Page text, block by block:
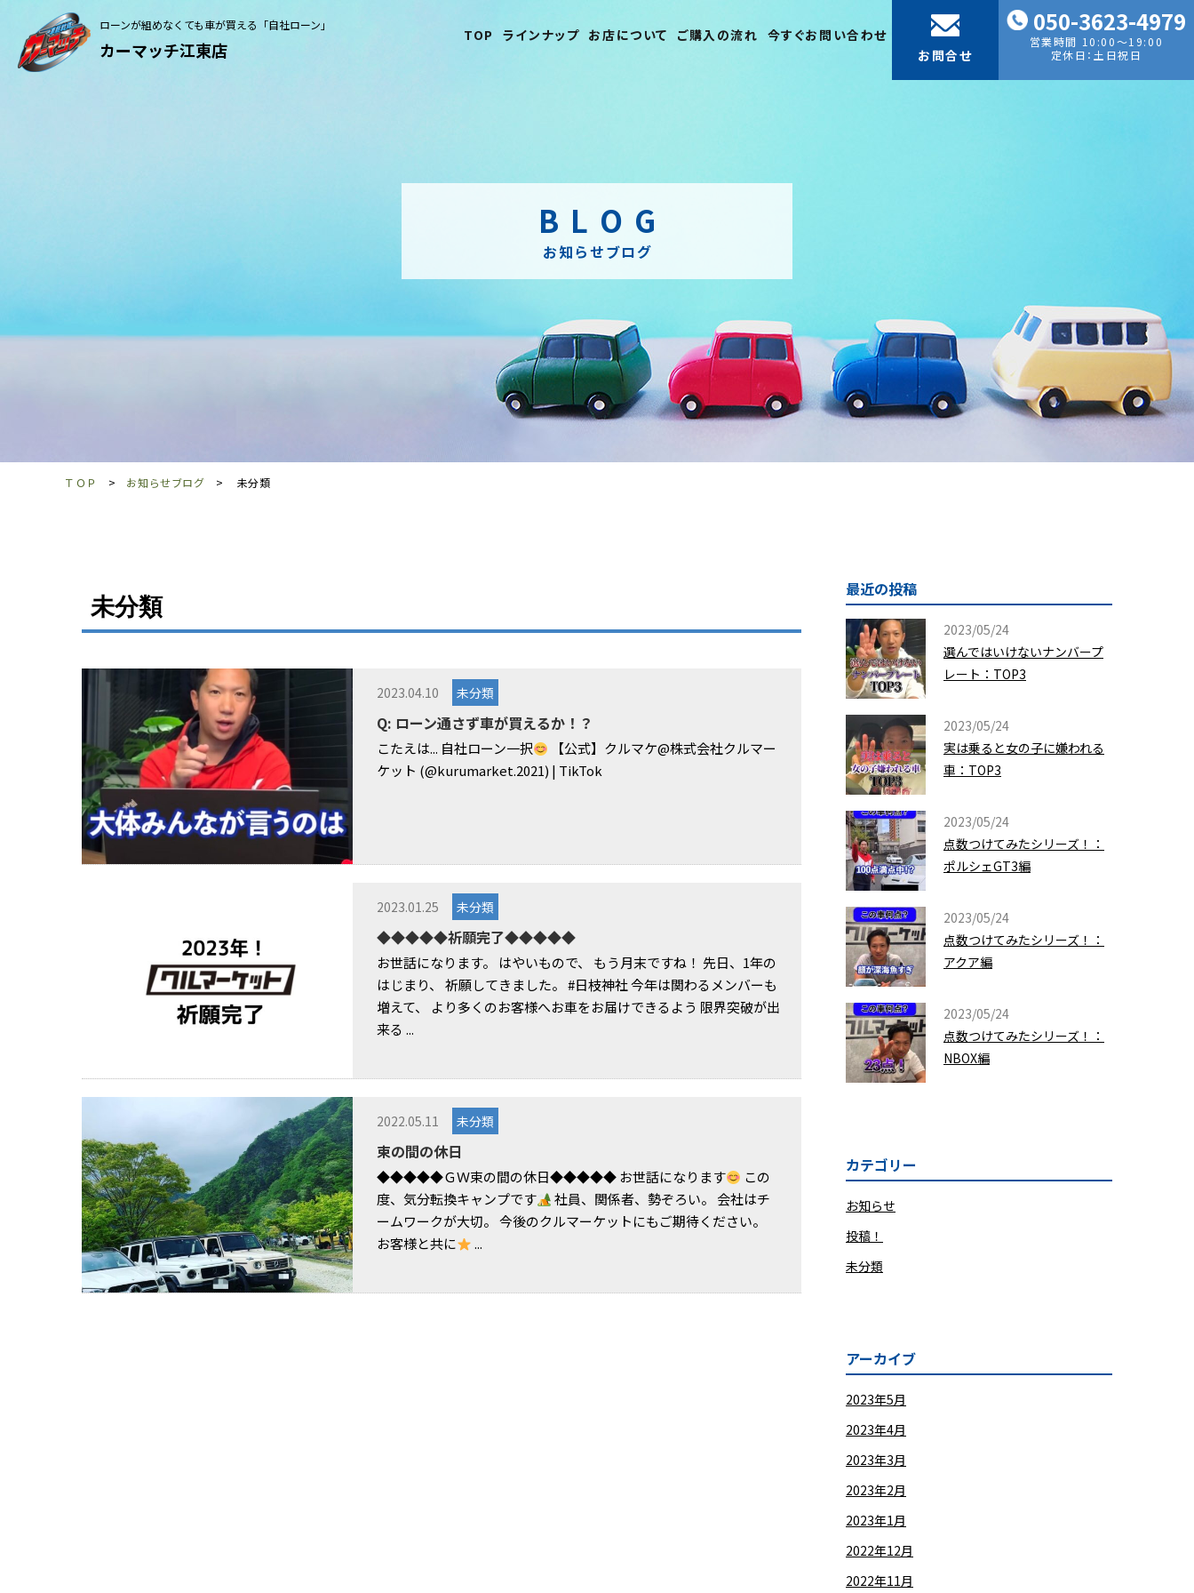
ローンが組めなくても車が買える「自社ローン」
カーマッチ江東店
TOP ラインナップ お店について ご購入の流れ 今すぐお問い合わせ
お問合せ
050-3623-4979
営業時間 10:00～19:00
定休日：土日祝日
BLOG
お知らせブログ
ＴＯＰ お知らせブログ 未分類
未分類
2023.04.10 未分類
Q: ローン通さず車が買えるか！？
こたえは... 自社ローン一択
【公式】クルマケ@株式会社クルマー
ケット (@kurumarket.2021) | TikTok
2023.01.25 未分類
◆◆◆◆◆祈願完了◆◆◆◆◆
お世話になります。 はやいもので、 もう月末ですね！ 先日、1年の
はじまり、 祈願してきました。 #日枝神社 今年は関わるメンバーも
増えて、 より多くのお客様へお車をお届けできるよう 限界突破が出
来る ...
2022.05.11 未分類
束の間の休日
◆◆◆◆◆ＧＷ束の間の休日◆◆◆◆◆ お世話になります
この
度、気分転換キャンプです
社員、関係者、勢ぞろい。 会社はチ
ームワークが大切。 今後のクルマーケットにもご期待ください。
お客様と共に
...
最近の投稿
2023/05/24
選んではいけないナンバープ
レート：TOP3
2023/05/24
実は乗ると女の子に嫌われる
車：TOP3
2023/05/24
点数つけてみたシリーズ！：
ポルシェGT3編
2023/05/24
点数つけてみたシリーズ！：
アクア編
2023/05/24
点数つけてみたシリーズ！：
NBOX編
カテゴリー
お知らせ
投稿！
未分類
アーカイブ
2023年5月
2023年4月
2023年3月
2023年2月
2023年1月
2022年12月
2022年11月